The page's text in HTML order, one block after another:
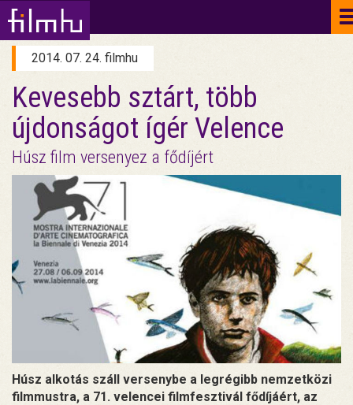
2014. 07. 24. filmhu
Kevesebb sztárt, több
újdonságot ígér Velence
Húsz film versenyez a fődíjért
Húsz alkotás száll versenybe a legrégibb nemzetközi
filmmustra, a 71. velencei filmfesztivál fődíjáért, az